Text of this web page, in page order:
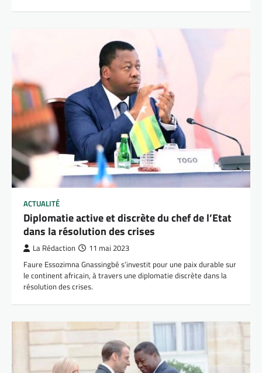
ACTUALITÉ
Diplomatie active et discrète du chef de l’Etat
dans la résolution des crises
La Rédaction 11 mai 2023
Faure Essozimna Gnassingbé s’investit pour une paix durable sur
le continent africain, à travers une diplomatie discrète dans la
résolution des crises.